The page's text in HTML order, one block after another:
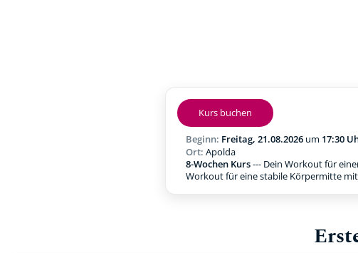
Kurs buchen
Beginn: Freitag, 21.08.2026 um 17:30
Ort: Apolda
8-Wochen Kurs--- Dein Workout für
Workout für eine stabile Körpermitte